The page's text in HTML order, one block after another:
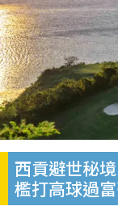
西貢避世秘
檻打高球過